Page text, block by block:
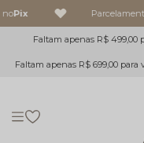
Pix
Faltam apenas R$ 499,00
Faltam apenas R$ 699,00